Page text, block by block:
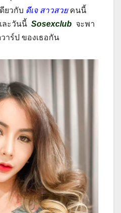
ยวกับ ดีเจ สาวสวยคนนี้
ละวันนี้ Sosexclub จะพา
าร์ป ของเธอกัน